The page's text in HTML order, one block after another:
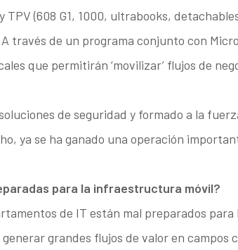
(608 G1, 1000, ultrabooks,
través de un programa conjunto con
que permitirán ‘movilizar’ flujos de
de seguridad y formado a la
ya se ha ganado una operación
para la infraestructura móvil?
de IT están mal preparados para
grandes flujos de valor en campos